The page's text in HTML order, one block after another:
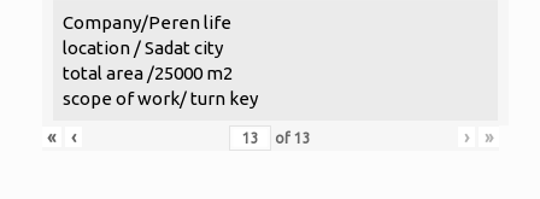
Company/Peren life
location / Sadat city
total area /25000 m2
scope of work/ turn key
«
‹ of 13 › »